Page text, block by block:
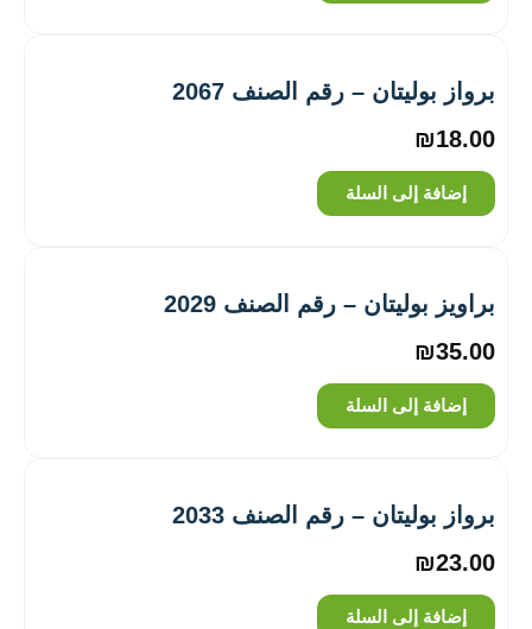
برواز بوليتان – رقم الصنف 2067
₪18.00
إضافة إلى السلة
براويز بوليتان – رقم الصنف 2029
₪35.00
إضافة إلى السلة
برواز بوليتان – رقم الصنف 2033
₪23.00
إضافة إلى السلة